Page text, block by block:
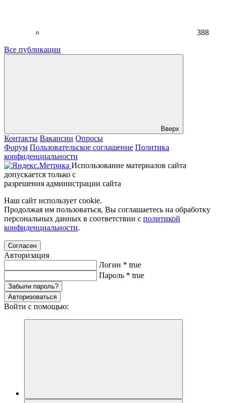
388
Все публикации
Вверх
Контакты Вакансии Опросы
Форум Пользовательское соглашение Политика
конфиденциальности
Использование материалов сайта
допускается только с
разрешения администрации сайта
Наш сайт использует cookie.
Продолжая им пользоваться, Вы соглашаетесь на обработку
персональных данных в соответствии с политикой
конфиденциальности.
Согласен
Авторизация
Логин * true
Пароль * true
Забыли пароль?
Авторизоваться
Войти с помощью: